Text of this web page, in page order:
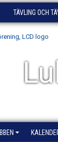
TÄVLING OCH